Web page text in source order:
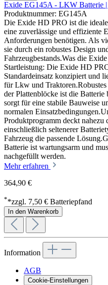
Exide EG145A - LKW Batterie
Produktnummer: EG145A
Die Exide HD PRO ist die
eine zuverlässige und effiziente
Anforderungen benötigen. Als
sie durch ein robustes Design
Fahrzeugbestands.Was die
Startleistung: Die Exide HD
Standardeinsatz konzipiert und
für Lkw und
der Plattenblöcke ist die Batterie
sorgt für eine stabile Bauweise
normalen
Produktprogramm deckt nahezu
einschließlich seltenerer
Fahrzeug die passende
Batterie ist wartungsarm und
nachgefüllt werden.
Mehr erfahren
364,90 €
**zzgl. 7,50 € Batteriepfand
In den Warenkorb
Information
AGB
Cookie-Einstellungen